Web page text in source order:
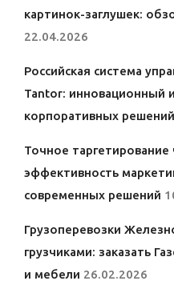
картинок-заглушек:
22.04.2026
Российская система
Tantor: инновационный
корпоративных решений
Точное таргетирование
эффективность
современных решений
Грузоперевозки
грузчиками: заказать
и мебели 26.02.2026